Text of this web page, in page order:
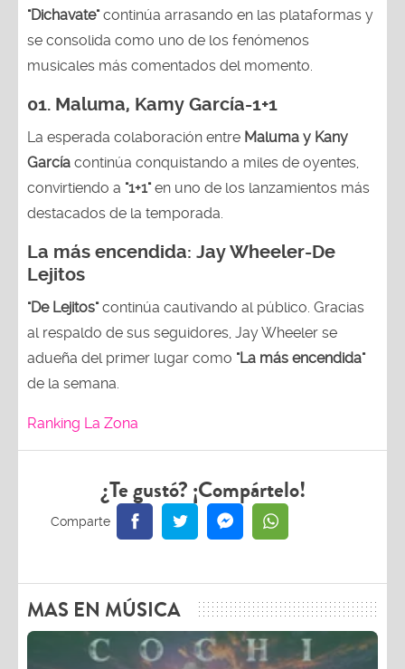
"Dichavate"continúa arrasando en las plataformas y
se consolida como uno de los fenómenos
musicales más comentados del momento.
01. Maluma, Kamy García-1+1
La esperada colaboración entre Maluma y Kany
García continúa conquistando a miles de oyentes,
convirtiendo a "1+1"en uno de los lanzamientos más
destacados de la temporada.
La más encendida: Jay Wheeler-De
Lejitos
"De Lejitos"continúa cautivando al público. Gracias
al respaldo de sus seguidores, Jay Wheeler se
adueña del primer lugar como "La más encendida"
de la semana.
Ranking La Zona
¿Te gustó? ¡Compártelo!
MAS EN MÚSICA